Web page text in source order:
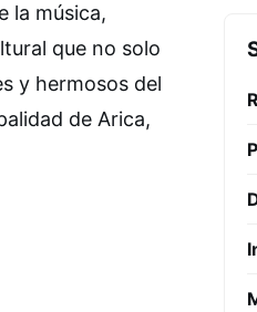
la música,
que no solo
y hermosos del
de Arica,